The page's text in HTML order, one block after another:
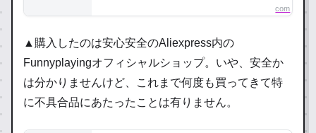
com
▲購入したのは安心安全のAliexpress内の
Funnyplayingオフィシャルショップ。いや、安全か
は分かりませんけど、これまで何度も買ってきて特
に不具合品にあたったことは有りません。